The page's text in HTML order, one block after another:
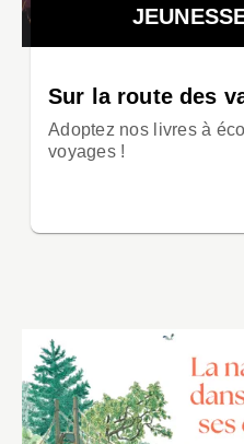
Sur la route des
Adoptez nos livres à
voyages !